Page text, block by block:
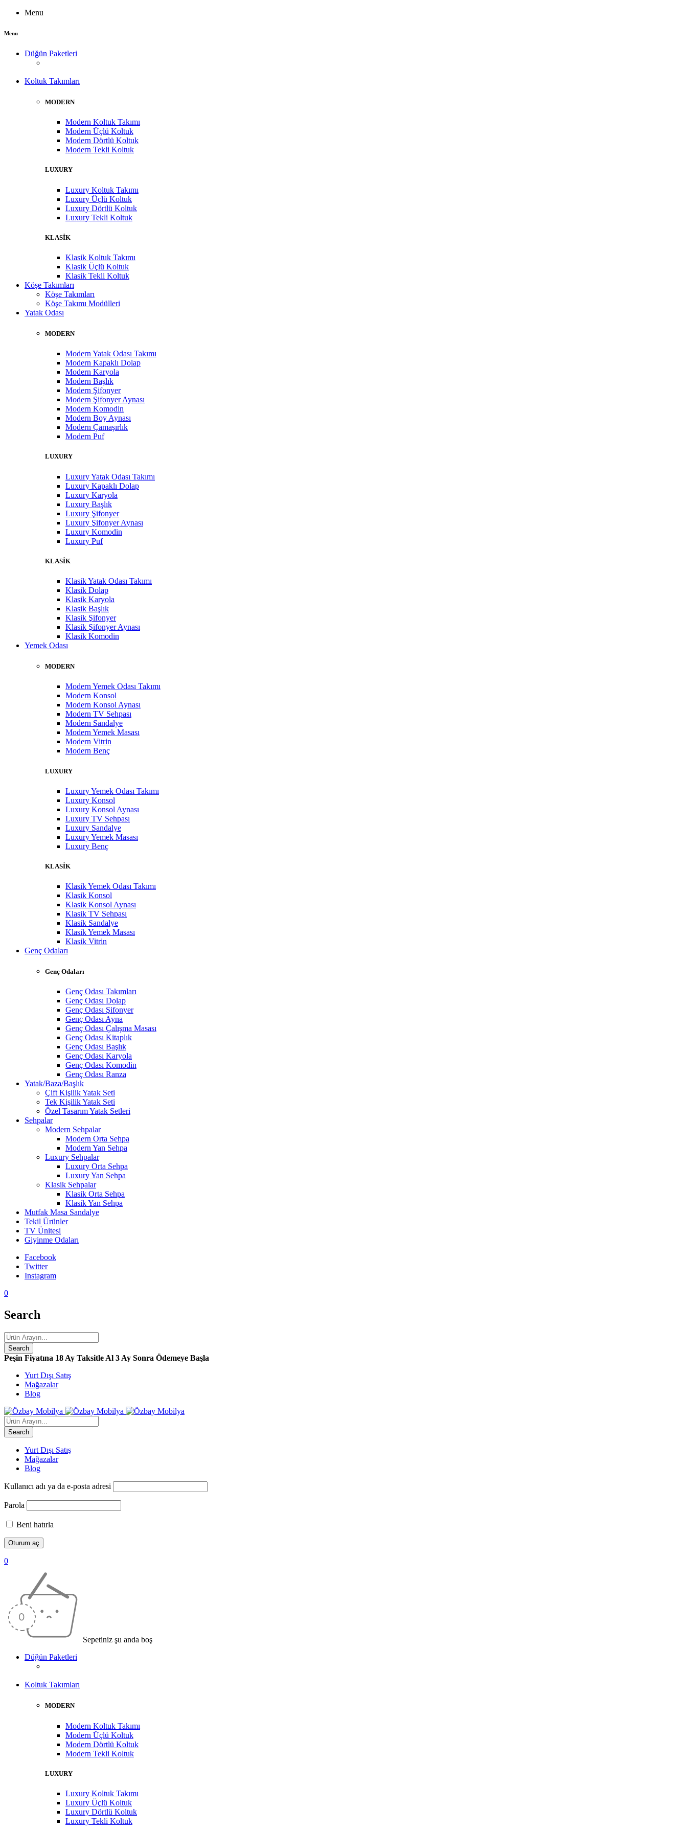
Menu
Menu
Düğün Paketleri
Koltuk Takımları
MODERN
Modern Koltuk Takımı
Modern Üçlü Koltuk
Modern Dörtlü Koltuk
Modern Tekli Koltuk
LUXURY
Luxury Koltuk Takımı
Luxury Üçlü Koltuk
Luxury Dörtlü Koltuk
Luxury Tekli Koltuk
KLASİK
Klasik Koltuk Takımı
Klasik Üçlü Koltuk
Klasik Tekli Koltuk
Köşe Takımları
Köşe Takımları
Köşe Takımı Modülleri
Yatak Odası
MODERN
Modern Yatak Odası Takımı
Modern Kapaklı Dolap
Modern Karyola
Modern Başlık
Modern Şifonyer
Modern Şifonyer Aynası
Modern Komodin
Modern Boy Aynası
Modern Çamaşırlık
Modern Puf
LUXURY
Luxury Yatak Odası Takımı
Luxury Kapaklı Dolap
Luxury Karyola
Luxury Başlık
Luxury Şifonyer
Luxury Şifonyer Aynası
Luxury Komodin
Luxury Puf
KLASİK
Klasik Yatak Odası Takımı
Klasik Dolap
Klasik Karyola
Klasik Başlık
Klasik Şifonyer
Klasik Şifonyer Aynası
Klasik Komodin
Yemek Odası
MODERN
Modern Yemek Odası Takımı
Modern Konsol
Modern Konsol Aynası
Modern TV Sehpası
Modern Sandalye
Modern Yemek Masası
Modern Vitrin
Modern Benç
LUXURY
Luxury Yemek Odası Takımı
Luxury Konsol
Luxury Konsol Aynası
Luxury TV Sehpası
Luxury Sandalye
Luxury Yemek Masası
Luxury Benç
KLASİK
Klasik Yemek Odası Takımı
Klasik Konsol
Klasik Konsol Aynası
Klasik TV Sehpası
Klasik Sandalye
Klasik Yemek Masası
Klasik Vitrin
Genç Odaları
Genç Odaları
Genç Odası Takımları
Genç Odası Dolap
Genç Odası Şifonyer
Genç Odası Ayna
Genç Odası Çalışma Masası
Genç Odası Kitaplık
Genç Odası Başlık
Genç Odası Karyola
Genç Odası Komodin
Genç Odası Ranza
Yatak/Baza/Başlık
Çift Kişilik Yatak Seti
Tek Kişilik Yatak Seti
Özel Tasarım Yatak Setleri
Sehpalar
Modern Sehpalar
Modern Orta Sehpa
Modern Yan Sehpa
Luxury Sehpalar
Luxury Orta Sehpa
Luxury Yan Sehpa
Klasik Sehpalar
Klasik Orta Sehpa
Klasik Yan Sehpa
Mutfak Masa Sandalye
Tekil Ürünler
TV Ünitesi
Giyinme Odaları
Facebook
Twitter
Instagram
0
Search
Peşin Fiyatına 18 Ay Taksitle Al 3 Ay Sonra Ödemeye Başla
Yurt Dışı Satış
Mağazalar
Blog
Yurt Dışı Satış
Mağazalar
Blog
Kullanıcı adı ya da e-posta adresi
Parola
Beni hatırla
0
Sepetiniz şu anda boş
Düğün Paketleri
Koltuk Takımları
MODERN
Modern Koltuk Takımı
Modern Üçlü Koltuk
Modern Dörtlü Koltuk
Modern Tekli Koltuk
LUXURY
Luxury Koltuk Takımı
Luxury Üçlü Koltuk
Luxury Dörtlü Koltuk
Luxury Tekli Koltuk